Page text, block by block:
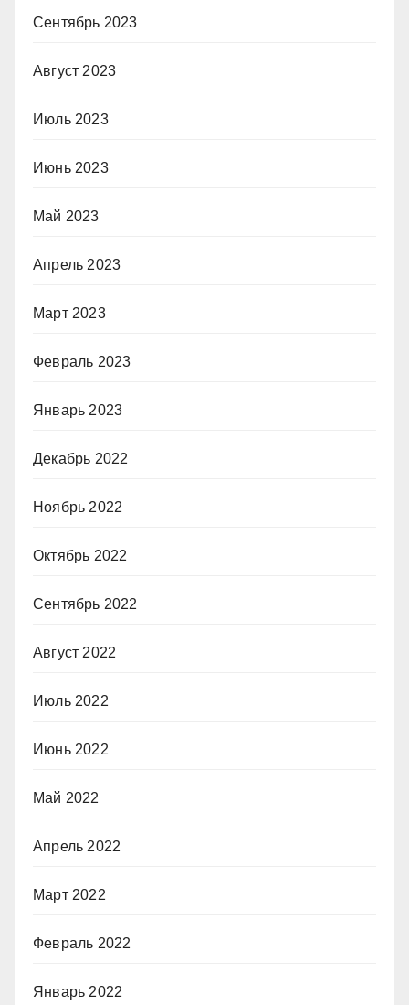
Сентябрь 2023
Август 2023
Июль 2023
Июнь 2023
Май 2023
Апрель 2023
Март 2023
Февраль 2023
Январь 2023
Декабрь 2022
Ноябрь 2022
Октябрь 2022
Сентябрь 2022
Август 2022
Июль 2022
Июнь 2022
Май 2022
Апрель 2022
Март 2022
Февраль 2022
Январь 2022